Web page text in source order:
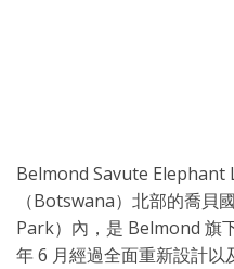
Belmond Savute Elephant
（Botswana）北部的喬貝
Park）內，是 Belmond 旗
年 6 月經過全面重新設計